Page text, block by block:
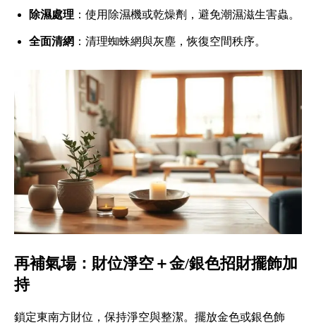
除濕處理 ：使用除濕機或乾燥劑，避免潮濕滋生害蟲。
全面清網 ：清理蜘蛛網與灰塵，恢復空間秩序。
再補氣場：財位淨空＋金/銀色招財擺飾加
持
鎖定東南方財位，保持淨空與整潔。擺放金色或銀色飾